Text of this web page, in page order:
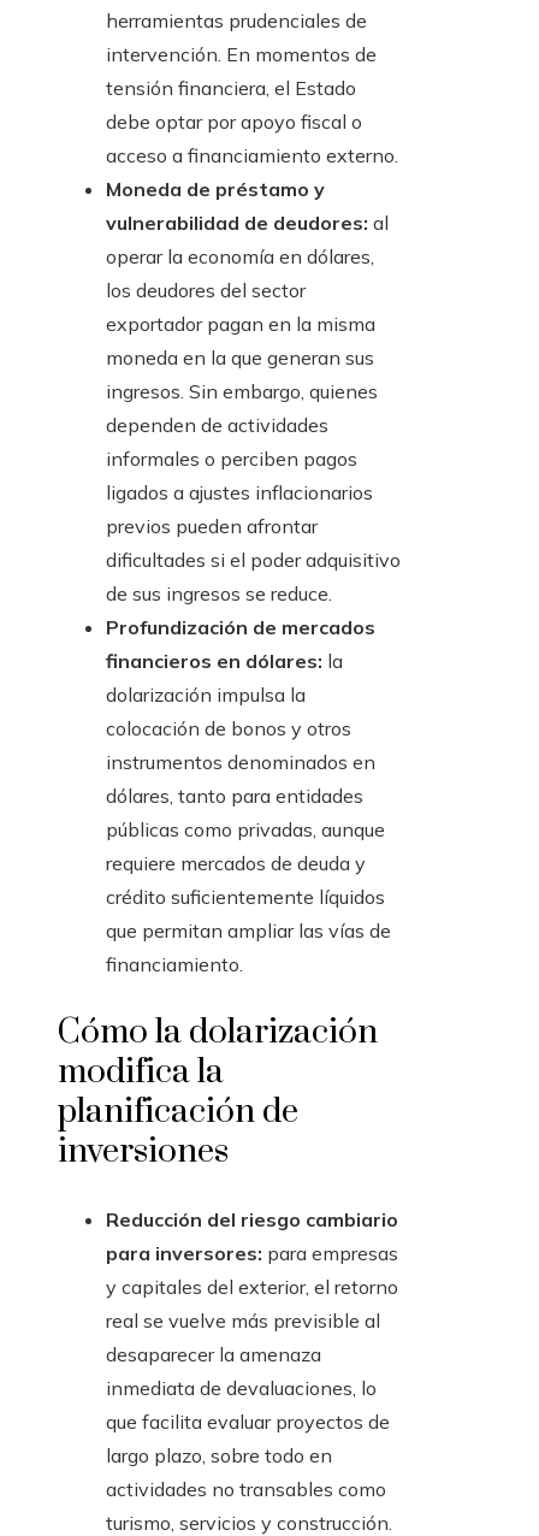
herramientas prudenciales de
intervención. En momentos de
tensión financiera, el Estado
debe optar por apoyo fiscal o
acceso a financiamiento externo.
Moneda de préstamo y
vulnerabilidad de deudores: al
operar la economía en dólares,
los deudores del sector
exportador pagan en la misma
moneda en la que generan sus
ingresos. Sin embargo, quienes
dependen de actividades
informales o perciben pagos
ligados a ajustes inflacionarios
previos pueden afrontar
dificultades si el poder adquisitivo
de sus ingresos se reduce.
Profundización de mercados
financieros en dólares: la
dolarización impulsa la
colocación de bonos y otros
instrumentos denominados en
dólares, tanto para entidades
públicas como privadas, aunque
requiere mercados de deuda y
crédito suficientemente líquidos
que permitan ampliar las vías de
financiamiento.
Cómo la dolarización
modifica la
planificación de
inversiones
Reducción del riesgo cambiario
para inversores: para empresas
y capitales del exterior, el retorno
real se vuelve más previsible al
desaparecer la amenaza
inmediata de devaluaciones, lo
que facilita evaluar proyectos de
largo plazo, sobre todo en
actividades no transables como
turismo, servicios y construcción.